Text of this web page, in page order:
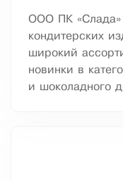
ООО ПК «Слада»
кондитерских
широкий
новинки в
и шоколадного